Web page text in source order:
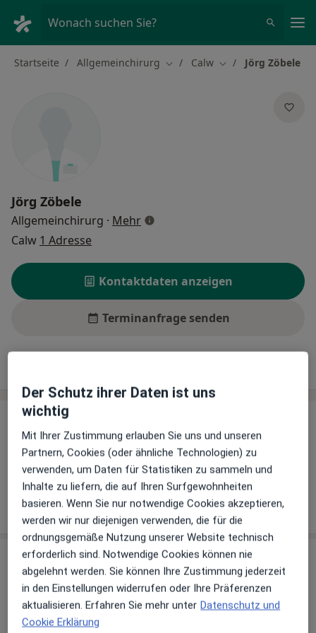
Wonach suchen Sie?
Startseite Allgemeinchirurg Stadt ändern
Calw Stadt ändern
Jörg Zöbele
Jörg Zöbele
Allgemeinchirurg · Mehrüber Spezialisierungen
Calw 1 Adresse
Kontaktdaten anzeigen
Terminanfrage senden
Keine Informationen über Leistungen und Kosten
Auf diesem Profil wurden noch keine Informationen
über Leistungen hinzugefügt.
Sind Sie Jörg Zöbele? Arzt-Info
Hinterlegen Sie kostenlos ein Portraitbild, Ihre
Der Schutz ihrer Daten ist uns
wichtig
Mit Ihrer Zustimmung erlauben Sie uns und unseren
Partnern, Cookies (oder ähnliche Technologien) zu
verwenden, um Daten für Statistiken zu sammeln und
Inhalte zu liefern, die auf Ihren Surfgewohnheiten
basieren. Wenn Sie nur notwendige Cookies akzeptieren,
werden wir nur diejenigen verwenden, die für die
ordnungsgemäße Nutzung unserer Website technisch
erforderlich sind. Notwendige Cookies können nie
abgelehnt werden. Sie können Ihre Zustimmung jederzeit
in den Einstellungen widerrufen oder Ihre Präferenzen
aktualisieren. Erfahren Sie mehr unter Datenschutz und
Cookie Erklärung